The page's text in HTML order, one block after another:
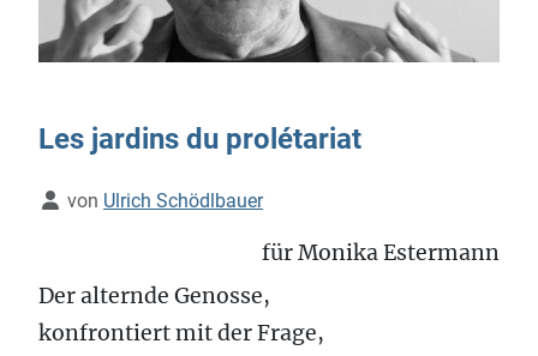
Les jardins du prolétariat
Details
von Ulrich Schödlbauer
für Monika Estermann
Der alternde Genosse,
konfrontiert mit der Frage,